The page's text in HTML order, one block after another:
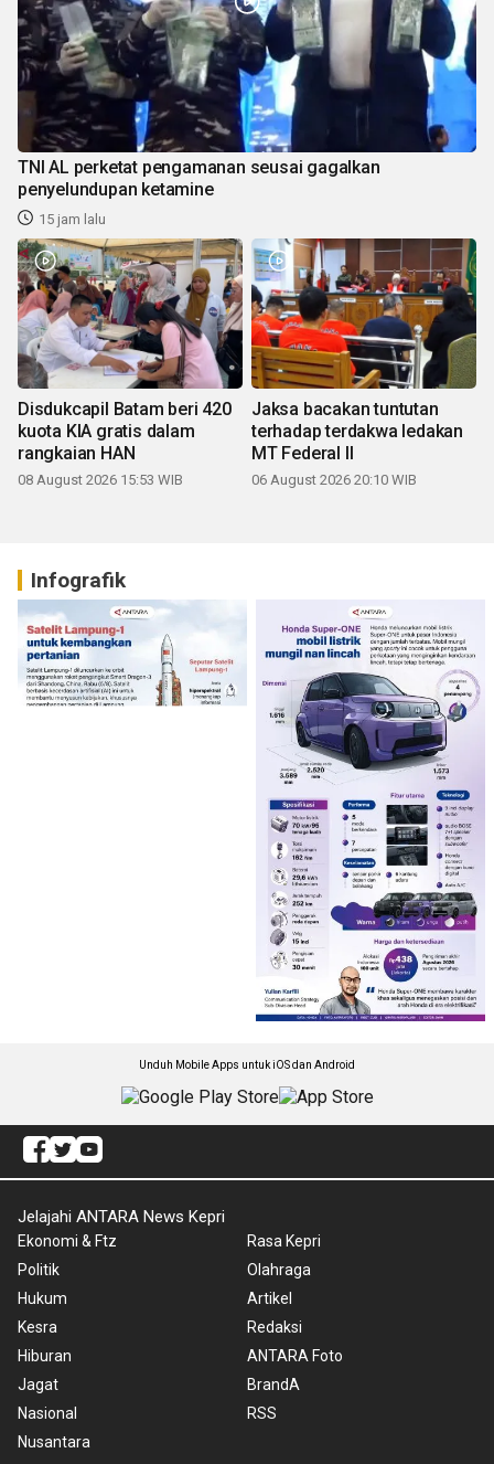
TNI AL perketat pengamanan seusai gagalkan
penyelundupan ketamine
15 jam lalu
Disdukcapil Batam beri 420
kuota KIA gratis dalam
rangkaian HAN
08 August 2026 15:53 WIB
Jaksa bacakan tuntutan
terhadap terdakwa ledakan
MT Federal II
06 August 2026 20:10 WIB
Infografik
Unduh Mobile Apps untuk iOS dan Android
Jelajahi ANTARA News Kepri
Ekonomi & Ftz
Politik
Hukum
Kesra
Hiburan
Jagat
Nasional
Nusantara
Rasa Kepri
Olahraga
Artikel
Redaksi
ANTARA Foto
BrandA
RSS